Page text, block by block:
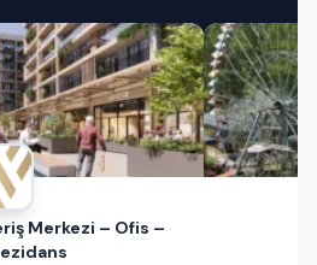
Merkezi – Ofis –